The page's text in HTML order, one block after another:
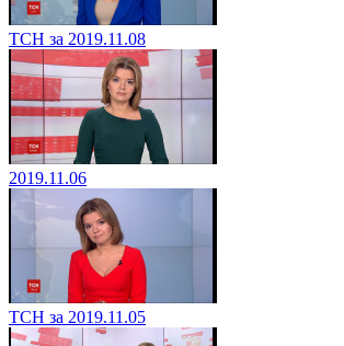
ТСН за 2019.11.08
2019.11.06
ТСН за 2019.11.05